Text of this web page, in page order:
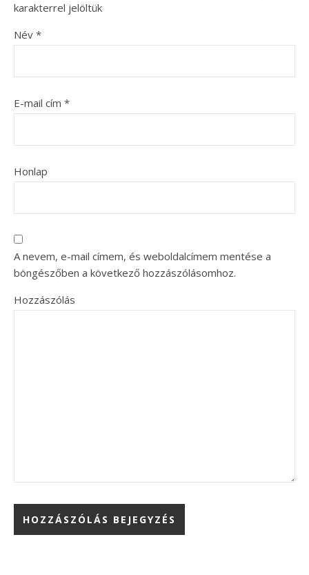
karakterrel jelöltük
Név *
E-mail cím *
Honlap
A nevem, e-mail címem, és weboldalcímem mentése a
böngészőben a következő hozzászólásomhoz.
Hozzászólás